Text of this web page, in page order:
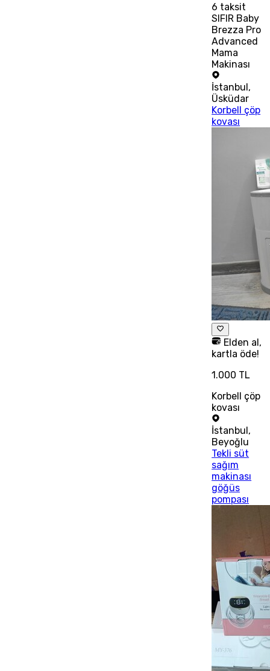
6 taksit
SIFIR Baby
Brezza Pro
Advanced
Mama
Makinası
İstanbul,
Üsküdar
Korbell çöp
kovası
Elden al,
kartla öde!
1.000 TL
Korbell çöp
kovası
İstanbul ,
Beyoğlu
Tekli süt
sağım
makinası
göğüs
pompası